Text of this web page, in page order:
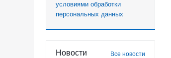
условиями обработки
персональных данных
Новости Все новости